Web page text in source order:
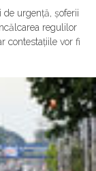
de urgență, șoferii
regulilor
contestațiile vor fi